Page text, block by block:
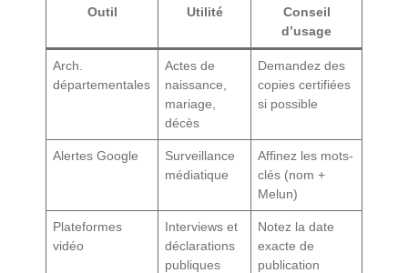
Outil Utilité
Conseil
d’usage
Arch.
départementales
Actes de
naissance,
mariage,
décès
Demandez des
copies certifiées
si possible
Alertes Google
Surveillance
médiatique
Affinez les mots-
clés (nom +
Melun)
Plateformes
vidéo
Interviews et
déclarations
publiques
Notez la date
exacte de
publication